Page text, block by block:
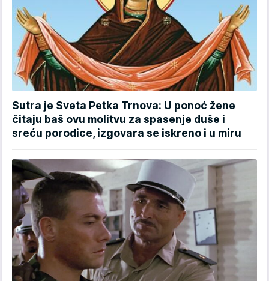
Sutra je Sveta Petka Trnova: U ponoć žene
čitaju baš ovu molitvu za spasenje duše i
sreću porodice, izgovara se iskreno i u miru